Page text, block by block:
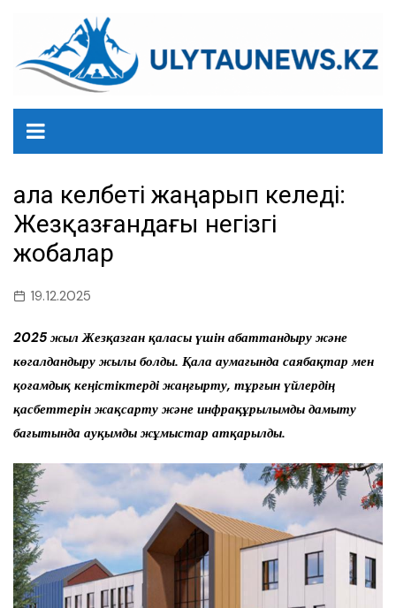
содержанию
Қала келбеті жаңарып келеді:
Жезқазғандағы негізгі
жобалар
19.12.2025
2025 жыл Жезқазған қаласы үшін абаттандыру және
көгалдандыру жылы болды. Қала аумағында саябақтар мен
қоғамдық кеңістіктерді жаңғырту, тұрғын үйлердің
қасбеттерін жақсарту және инфрақұрылымды дамыту
бағытында ауқымды жұмыстар атқарылды.